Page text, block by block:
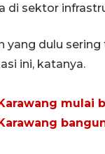
di sektor
yang dulu
ini, katanya.
mulai